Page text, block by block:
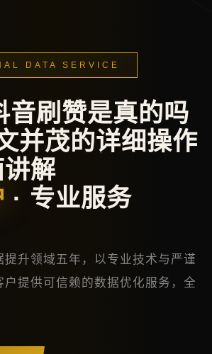
DATA SERVICE
音刷赞是真的吗
并茂的详细操作
解
· 专业服务
提升领域五年，以专业技术与严谨
户提供可信赖的数据优化服务，全